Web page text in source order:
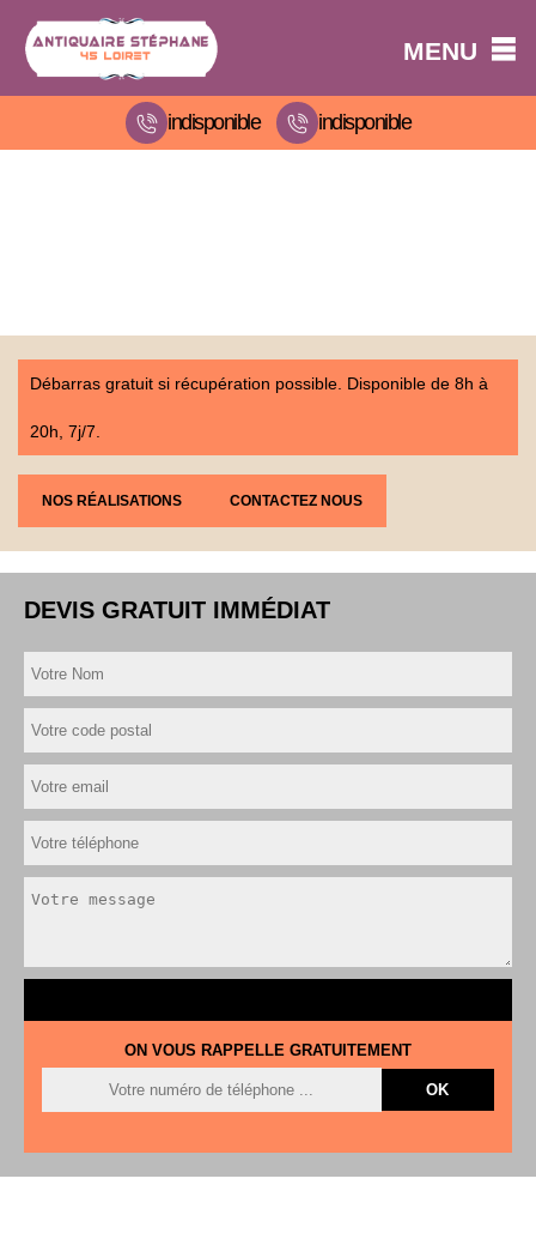
MENU
indisponible indisponible
Débarras gratuit si récupération possible. Disponible de 8h à
20h, 7j/7.
NOS RÉALISATIONS CONTACTEZ NOUS
DEVIS GRATUIT IMMÉDIAT
ON VOUS RAPPELLE GRATUITEMENT